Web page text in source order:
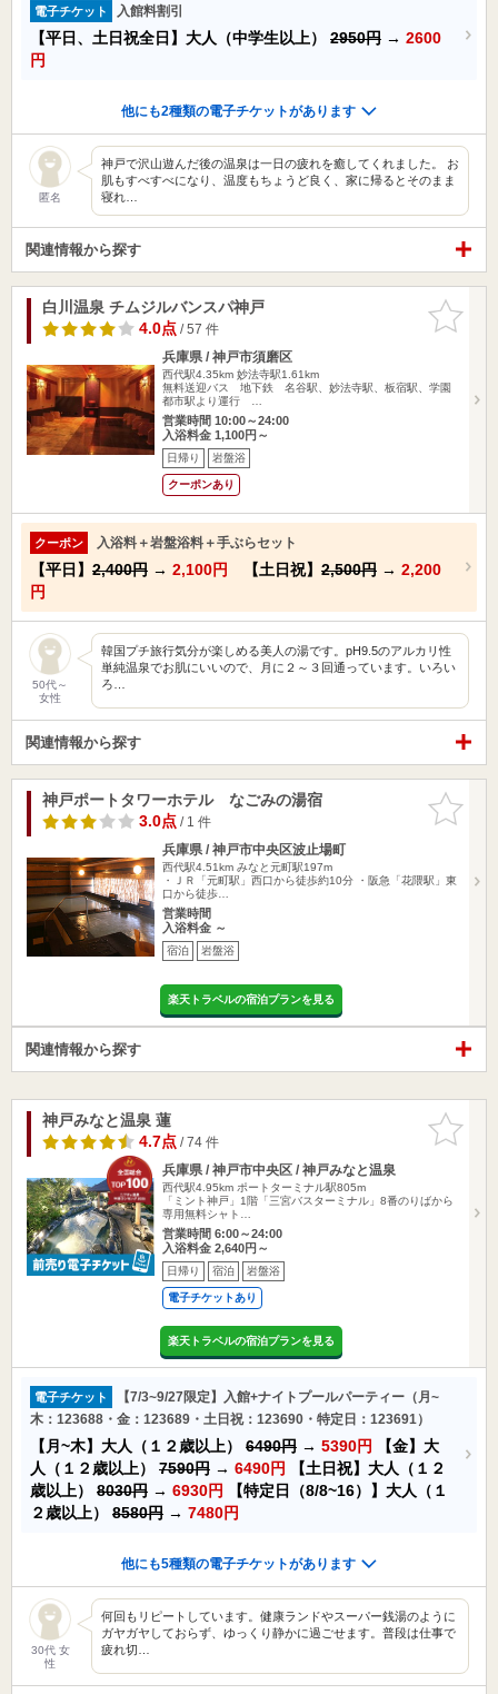
電子チケット 入館料割引
【平日、土日祝全日】大人（中学生以上） 2950円 → 2600
円
他にも2種類の電子チケットがあります
匿名
神戸で沢山遊んだ後の温泉は一日の疲れを癒してくれました。 お
肌もすべすべになり、温度もちょうど良く、家に帰るとそのまま
寝れ…
関連情報から探す
お気に入
りに追加
白川温泉 チムジルバンスパ神戸
4.0点/ 57 件
兵庫県 / 神戸市須磨区
西代駅4.35km 妙法寺駅1.61km
無料送迎バス 地下鉄 名谷駅、妙法寺駅、板宿駅、学園
都市駅より運行 …
営業時間 10:00～24:00
入浴料金 1,100円～
日帰り 岩盤浴
クーポンあり
クーポン 入浴料＋岩盤浴料＋手ぶらセット
【平日】 2,400円 → 2,100円 【土日祝】 2,500円 → 2,200
円
50代～
女性
韓国プチ旅行気分が楽しめる美人の湯です。pH9.5のアルカリ性
単純温泉でお肌にいいので、月に２～３回通っています。いろい
ろ…
関連情報から探す
お気に入
りに追加
神戸ポートタワーホテル なごみの湯宿
3.0点/ 1 件
兵庫県 / 神戸市中央区波止場町
西代駅4.51km みなと元町駅197m
・ＪＲ「元町駅」西口から徒歩約10分 ・阪急「花隈駅」東
口から徒歩…
営業時間
入浴料金 ～
宿泊 岩盤浴
楽天トラベルの宿泊プランを見る
関連情報から探す
お気に入
りに追加
神戸みなと温泉 蓮
4.7点/ 74 件
兵庫県 / 神戸市中央区 / 神戸みなと温泉
西代駅4.95km ポートターミナル駅805m
「ミント神戸」1階「三宮バスターミナル」8番のりばから
専用無料シャト…
営業時間 6:00～24:00
入浴料金 2,640円～
日帰り 宿泊 岩盤浴
電子チケットあり
楽天トラベルの宿泊プランを見る
電子チケット
【7/3~9/27限定】入館+ナイトプールパーティー（月~
木：123688・金：123689・土日祝：123690・特定日：123691）
【月~木】大人（１２歳以上） 6490円 → 5390円
【金】大
人（１２歳以上） 7590円 → 6490円
【土日祝】大人（１２
歳以上） 8030円 → 6930円
【特定日（8/8~16）】大人（１
２歳以上） 8580円 → 7480円
他にも5種類の電子チケットがあります
30代 女
性
何回もリピートしています。健康ランドやスーパー銭湯のように
ガヤガヤしておらず、ゆっくり静かに過ごせます。普段は仕事で
疲れ切…